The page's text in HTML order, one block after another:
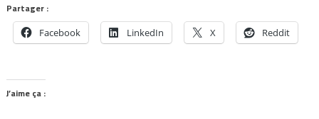
Partager :
Facebook LinkedIn X Reddit
J’aime ça :